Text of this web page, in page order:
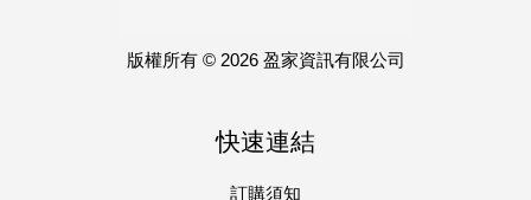
版權所有 © 2026 盈家資訊有限公司
快速連結
訂購須知